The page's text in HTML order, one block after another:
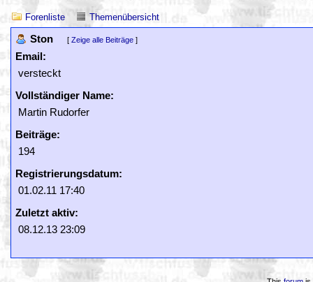
Forenliste Themenübersicht
Ston [ Zeige alle Beiträge ]
Email:
versteckt
Vollständiger Name:
Martin Rudorfer
Beiträge:
194
Registrierungsdatum:
01.02.11 17:40
Zuletzt aktiv:
08.12.13 23:09